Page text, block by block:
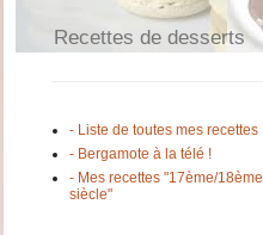
Recettes de desserts
- Liste de toutes mes recettes
- Bergamote à la télé !
- Mes recettes "17ème/18ème
siècle"